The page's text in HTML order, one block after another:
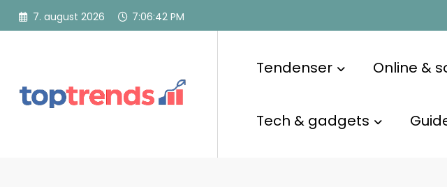
7. august 2026 7:06:43 PM
Tendenser Online &
Tech & gadgets